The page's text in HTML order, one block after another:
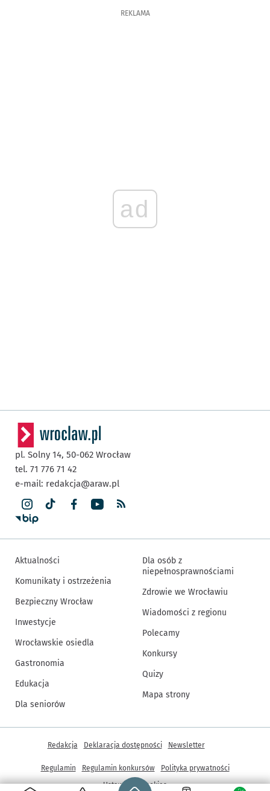
REKLAMA
ad
Strona główna - wroclaw.pl
pl. Solny 14, 50-062 Wrocław
tel. 71 776 71 42
e-mail: redakcja@araw.pl
Aktualności
Komunikaty i ostrzeżenia
Bezpieczny Wrocław
Inwestycje
Wrocławskie osiedla
Gastronomia
Edukacja
Dla seniorów
Dla osób z
niepełnosprawnościami
Zdrowie we Wrocławiu
Wiadomości z regionu
Polecamy
Konkursy
Quizy
Mapa strony
Inne informacje
Redakcja Deklaracja dostępności Newsletter
Regulamin Regulamin konkursów
Polityka prywatności
Ustawienia cookies